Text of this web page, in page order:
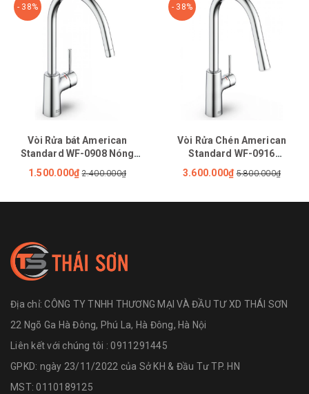
- 38%
Vòi Rửa bát American
Standard WF-0908 Nóng
Lạnh
1.500.000₫ 2.400.000₫
- 38%
Vòi Rửa Chén American
Standard WF-0916
(1009160000) Nóng Lạnh Rút
Dây Agate
3.600.000₫ 5.800.000₫
Địa chỉ:CÔNG TY TNHH THƯƠNG MẠI VÀ ĐẦU TƯ XD THÁI SƠN
22 Ngõ Ga Hà Đông, Phú La, Hà Đông, Hà Nội
Liên kết với chúng tôi : 0911291445
GPKD: ngày 23/11/2022 của Sở KH & Đầu Tư TP. HN
MST: 0110189125